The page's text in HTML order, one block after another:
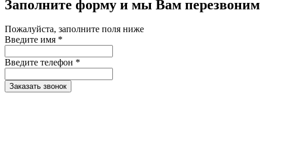
Заполните форму и мы Вам перезвоним
Пожалуйста, заполните поля ниже
Введите имя *
Введите телефон *